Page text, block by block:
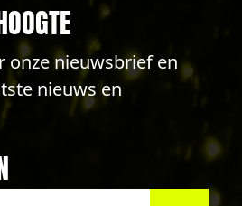
onze nieuwsbrief en
nieuws en